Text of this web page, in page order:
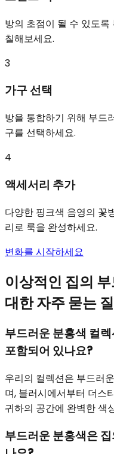
방의 초점이 될 수 있도
칠해보세요.
3
가구 선택
방을 통합하기 위해 부드
구를 선택하세요.
4
액세서리 추가
다양한 핑크색 음영의 꽃
리로 룩을 완성하세요.
변화를 시작하세요
이상적인 집의
대한 자주 묻는
부드러운 분홍색 컬
포함되어 있나요?
우리의 컬렉션은 부드러
며, 블러시에서부터 더스
귀하의 공간에 완벽한 색
부드러운 분홍색은